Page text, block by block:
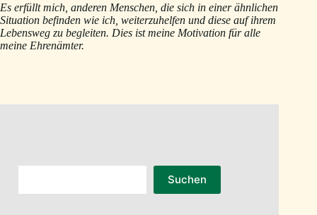
Es erfüllt mich, anderen Menschen, die sich in einer ähnlichen
Situation befinden wie ich, weiterzuhelfen und diese auf ihrem
Lebensweg zu begleiten. Dies ist meine Motivation für alle
meine Ehrenämter.
Suchen